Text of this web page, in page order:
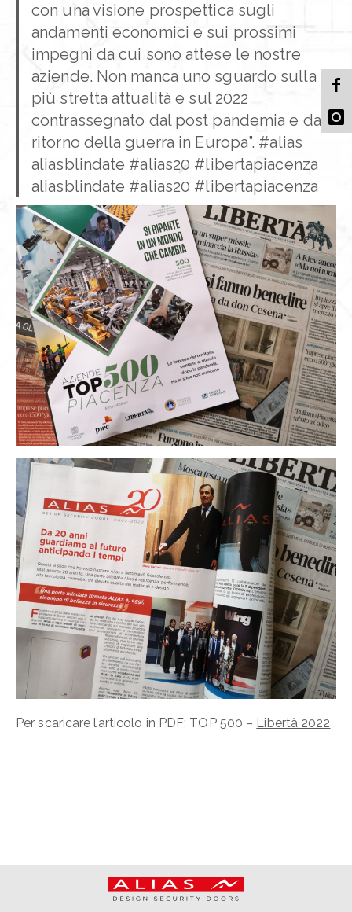
con una visione prospettica sugli
andamenti economici e sui prossimi
impegni da cui sono attese le nostre
aziende. Non manca uno sguardo sulla
più stretta attualità e sul 2022
contrassegnato dal post pandemia e dal
ritorno della guerra in Europa”. #alias
aliasblindate #alias20 #libertapiacenza
aliasblindate #alias20 #libertapiacenza
Per scaricare l’articolo in PDF: TOP 500 – Libertà 2022